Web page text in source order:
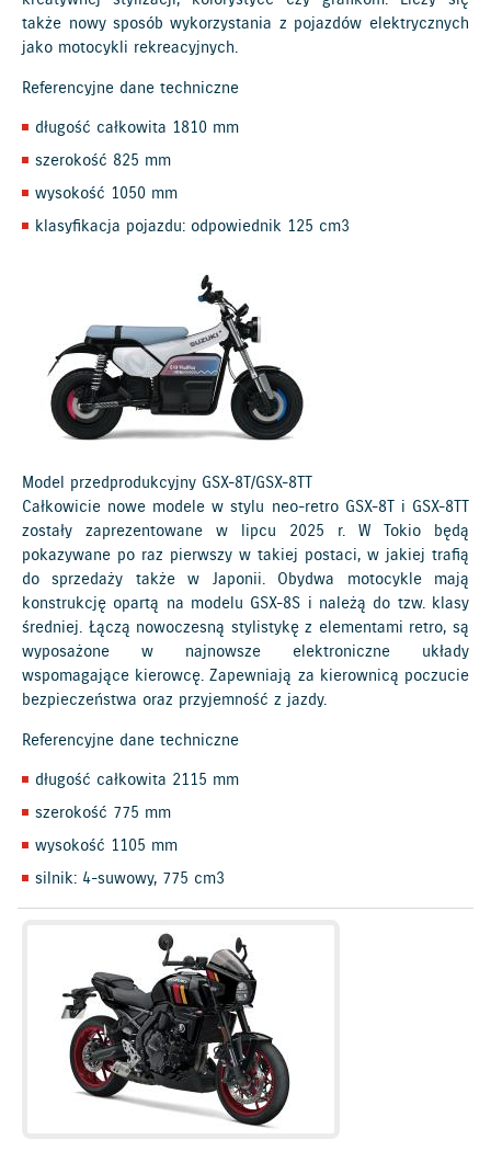
także nowy sposób wykorzystania z pojazdów elektrycznych
jako motocykli rekreacyjnych.
Referencyjne dane techniczne
długość całkowita 1810 mm
szerokość 825 mm
wysokość 1050 mm
klasyfikacja pojazdu: odpowiednik 125 cm3
Model przedprodukcyjny GSX-8T/GSX-8TT
Całkowicie nowe modele w stylu neo-retro GSX-8T i GSX-8TT
zostały zaprezentowane w lipcu 2025 r. W Tokio będą
pokazywane po raz pierwszy w takiej postaci, w jakiej trafią
do sprzedaży także w Japonii. Obydwa motocykle mają
konstrukcję opartą na modelu GSX-8S i należą do tzw. klasy
średniej. Łączą nowoczesną stylistykę z elementami retro, są
wyposażone w najnowsze elektroniczne układy
wspomagające kierowcę. Zapewniają za kierownicą poczucie
bezpieczeństwa oraz przyjemność z jazdy.
Referencyjne dane techniczne
długość całkowita 2115 mm
szerokość 775 mm
wysokość 1105 mm
silnik: 4-suwowy, 775 cm3